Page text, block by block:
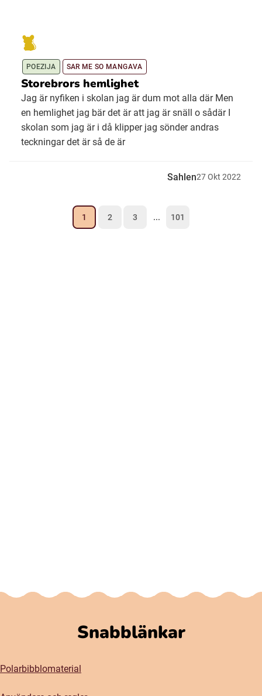
POEZIJA SAR ME SO MANGAVA
Storebrors hemlighet
Jag är nyfiken i skolan jag är dum mot alla där Men
en hemlighet jag bär det är att jag är snäll o sådär I
skolan som jag är i då klipper jag sönder andras
teckningar det är så de är
Sahlen27Okt 2022
1 2 3 ... 101
Snabblänkar
Polarbibblomaterial